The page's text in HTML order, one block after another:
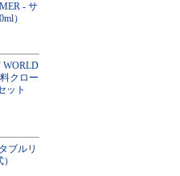
- サ
）
WORLD
クロー
ット
ブルリ